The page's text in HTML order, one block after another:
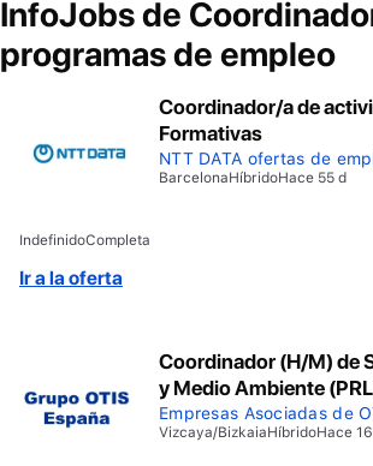
InfoJobs de
programas de empleo
Coordinador/a de
Formativas
NTT DATA ofertas de
BarcelonaHíbridoHace 55 d
IndefinidoCompleta
Ir a la oferta
Coordinador (H/M) de
y Medio Ambiente
Empresas Asociadas de
Vizcaya/BizkaiaHíbridoHace